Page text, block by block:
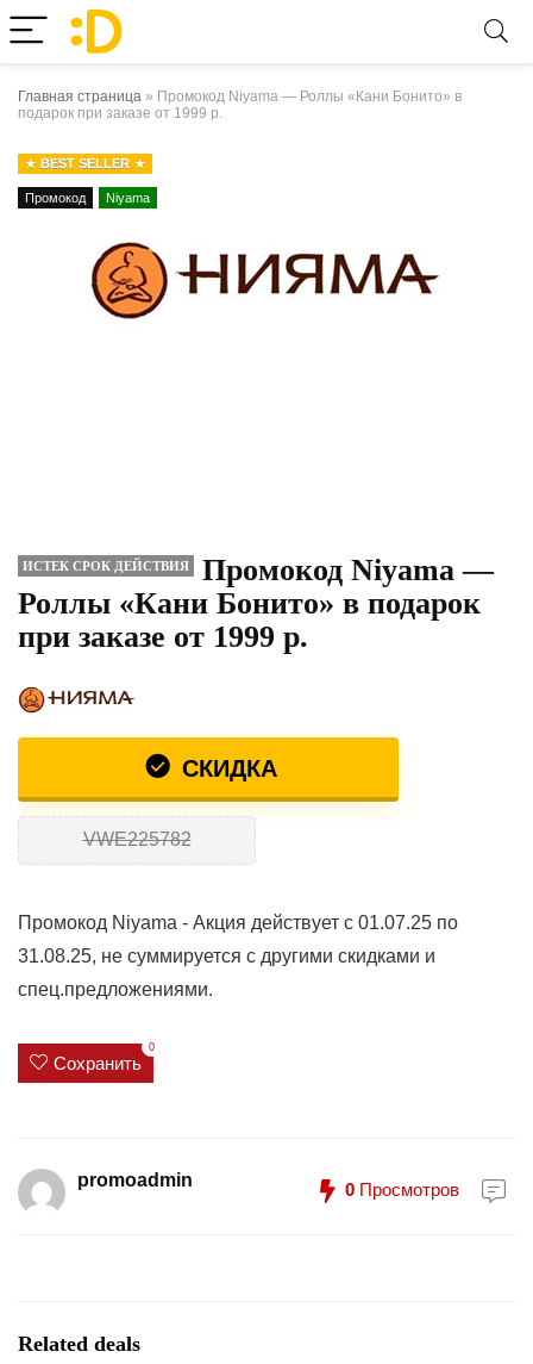
Главная страница » Промокод Niyama — Роллы «Кани Бонито» в
подарок при заказе от 1999 р.
BEST SELLER
Промокод Niyama
ИСТЕК СРОК ДЕЙСТВИЯ
Промокод Niyama —
Роллы «Кани Бонито» в подарок
при заказе от 1999 р.
СКИДКА
VWE225782
Промокод Niyama - Акция действует с 01.07.25 по
31.08.25, не суммируется с другими скидками и
спец.предложениями.
Сохранить
0
promoadmin 0 Просмотров
Related deals